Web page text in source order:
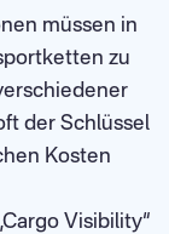
müssen in
zu
der Schlüssel
Kosten
Visibility“